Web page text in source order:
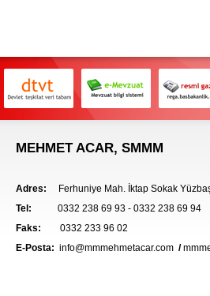
MEHMET ACAR, SMMM
Adres: Ferhuniye Mah. İktap Sokak
Tel: 0332 238 69 93 - 0332 238 69 94
Faks: 0332 233 96 02
E-Posta: info@mmmehmetacar.com /